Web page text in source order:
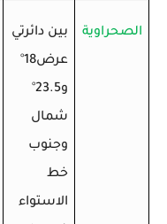
الصحراوية
بين دائرتي
عرض18
°
و23.5
°
شمال
وجنوب
خط
الاستواء